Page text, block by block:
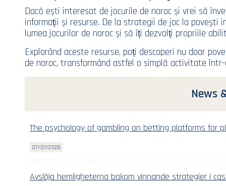
Dacă ești interesat de jocurile de noroc și vrei să
informații și resurse. De la strategii de joc la
lumea jocurilor de noroc și să îți dezvolți propriile
Explorând aceste resurse, poți descoperi nu doar
de noroc, transformând astfel o simplă activitate
News
The psychology of gambling on betting platforms for
07/01/2026
Avslöja hemligheterna bakom vinnande strategier i